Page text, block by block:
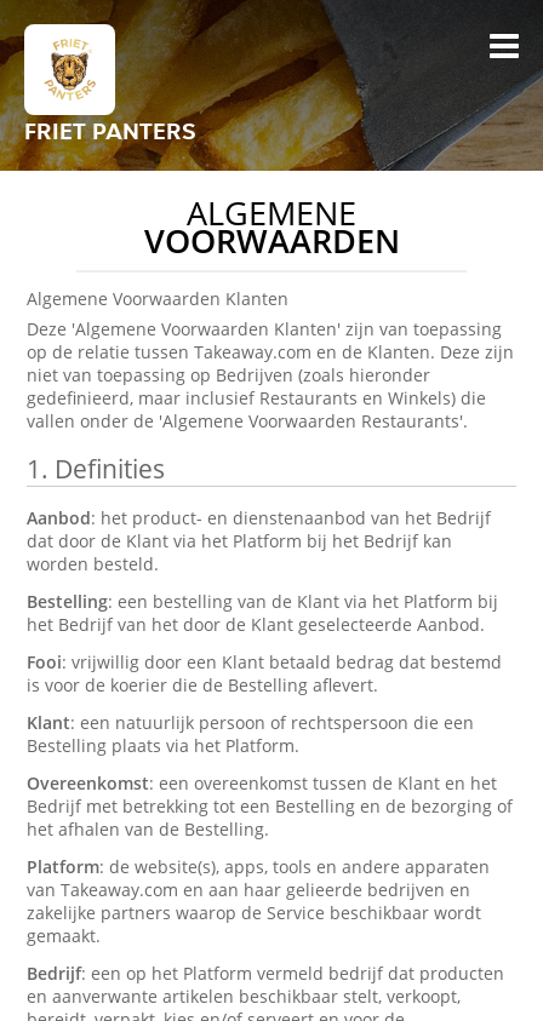
FRIET PANTERS
ALGEMENE
VOORWAARDEN
Algemene Voorwaarden Klanten
Deze 'Algemene Voorwaarden Klanten' zijn van toepassing
op de relatie tussen Takeaway.com en de Klanten. Deze zijn
niet van toepassing op Bedrijven (zoals hieronder
gedefinieerd, maar inclusief Restaurants en Winkels) die
vallen onder de 'Algemene Voorwaarden Restaurants'.
1. Definities
Aanbod: het product- en dienstenaanbod van het Bedrijf
dat door de Klant via het Platform bij het Bedrijf kan
worden besteld.
Bestelling: een bestelling van de Klant via het Platform bij
het Bedrijf van het door de Klant geselecteerde Aanbod.
Fooi: vrijwillig door een Klant betaald bedrag dat bestemd
is voor de koerier die de Bestelling aflevert.
Klant: een natuurlijk persoon of rechtspersoon die een
Bestelling plaats via het Platform.
Overeenkomst: een overeenkomst tussen de Klant en het
Bedrijf met betrekking tot een Bestelling en de bezorging of
het afhalen van de Bestelling.
Platform: de website(s), apps, tools en andere apparaten
van Takeaway.com en aan haar gelieerde bedrijven en
zakelijke partners waarop de Service beschikbaar wordt
gemaakt.
Bedrijf: een op het Platform vermeld bedrijf dat producten
en aanverwante artikelen beschikbaar stelt, verkoopt,